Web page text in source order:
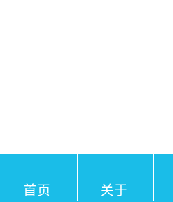
首页 关于